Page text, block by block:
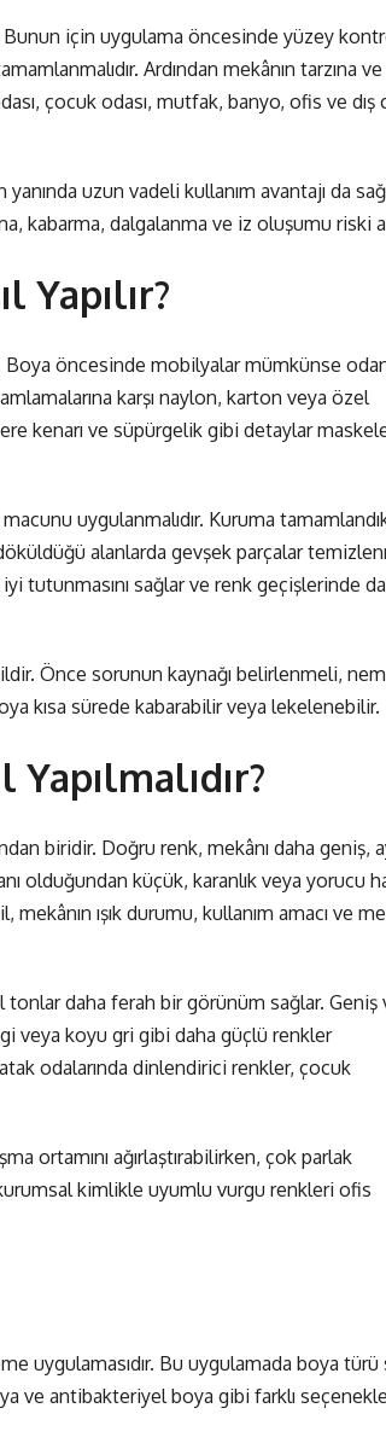
Bunun için uygulama öncesinde yüzey
Ardından mekânın tarzına ve
çocuk odası, mutfak, banyo, ofis ve dış
uzun vadeli kullanım avantajı da
kabarma, dalgalanma ve iz oluşumu riski
Yapılır?
Boya öncesinde mobilyalar mümkünse
karşı naylon, karton veya özel
kenarı ve süpürgelik gibi detaylar
uygulanmalıdır. Kuruma
alanlarda gevşek parçalar
tutunmasını sağlar ve renk geçişlerinde
Önce sorunun kaynağı belirlenmeli,
kısa sürede kabarabilir veya lekelenebilir.
biridir. Doğru renk, mekânı daha geniş,
olduğundan küçük, karanlık veya yorucu
ışık durumu, kullanım amacı ve
tonlar daha ferah bir görünüm sağlar. Geniş
veya koyu gri gibi daha güçlü renkler
odalarında dinlendirici renkler, çocuk
ortamını ağırlaştırabilirken, çok parlak
kimlikle uyumlu vurgu renkleri ofis
uygulamasıdır. Bu uygulamada boya
ve antibakteriyel boya gibi farklı